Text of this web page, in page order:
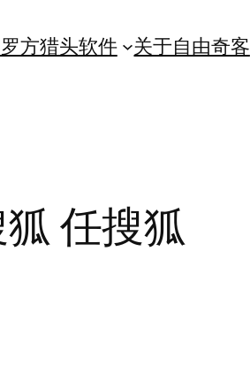
方猎头软件 关于自由奇客
任搜狐